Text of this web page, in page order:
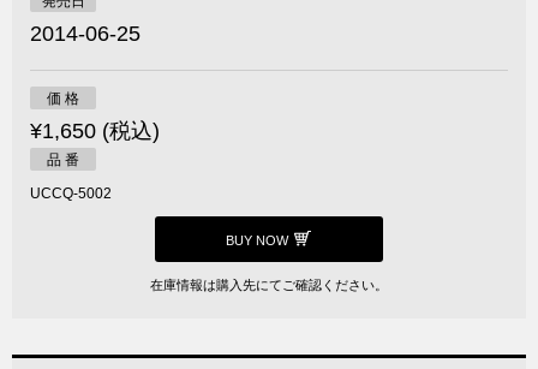
2014-06-25
価 格
¥1,650 (税込)
品 番
UCCQ-5002
BUY NOW
在庫情報は購入先にてご確認ください。